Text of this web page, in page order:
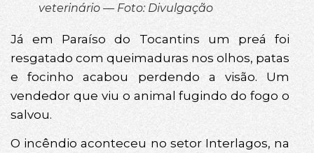
veterinário — Foto: Divulgação
Já em Paraíso do Tocantins um preá foi
resgatado com queimaduras nos olhos, patas
e focinho acabou perdendo a visão. Um
vendedor que viu o animal fugindo do fogo o
salvou.
O incêndio aconteceu no setor Interlagos, na